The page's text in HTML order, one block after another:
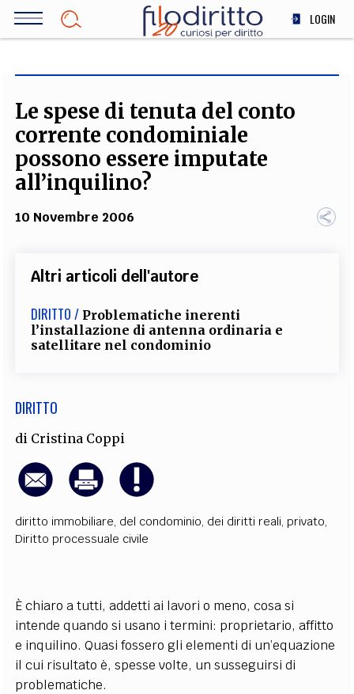
Salta
LOGIN
SOCIETÀ
MEDICINA
SCIENZA
STORIA E FILOSOFIA
TEAM
FILODIRITTO REDAZIONE COMITATO SCIENTIFICO
FOTOGRAFI PARTNER COLLABORA CON NOI
CODICI
Le spese di tenuta del conto
corrente condominiale
possono essere imputate
all’inquilino?
10 Novembre 2006
Altri articoli dell'autore
DIRITTO / Problematiche inerenti
l’installazione di antenna ordinaria e
satellitare nel condominio
DIRITTO
di Cristina Coppi
diritto immobiliare, del condominio, dei diritti reali, privato,
Diritto processuale civile
È chiaro a tutti, addetti ai lavori o meno, cosa si
intende quando si usano i termini: proprietario, affitto
e inquilino. Quasi fossero gli elementi di un’equazione
il cui risultato è, spesse volte, un susseguirsi di
problematiche.